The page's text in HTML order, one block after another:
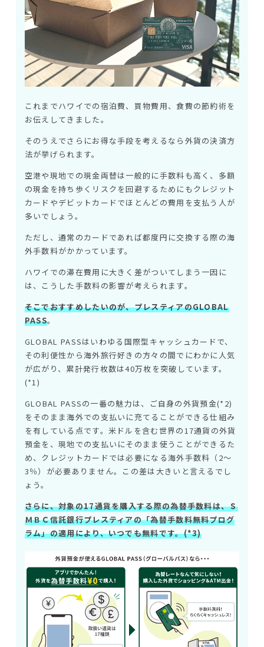
これまでハワイでの宿泊費、買物費用、食費の節約術を
お伝えしてきました。
そのうえでさらにお得な手段を考えるなら外貨の決済方
法が挙げられます。
空港や現地での現金両替は一般的に手数料も高く、多額
の現金を持ち歩くリスクを回避するためにもクレジット
カードやデビットカードでほとんどの費用を支払う人が
多いでしょう。
ただし、通常のカードであれば都度円に交換する際の海
外手数料がかかっています。
ハワイでの滞在費用に大きく差がついてしまう一因に
は、こうした手数料の影響が考えられます。
そこでおすすめしたいのが、プレスティアのGLOBAL
PASS。
GLOBAL PASSはいわゆる国際型キャッシュカードで、
その利便性から海外旅行好きの方々の間でにわかに人気
が広がり、累計発行枚数は40万枚を突破しています。
(*1)
GLOBAL PASSの一番の魅力は、ご自身の外貨預金(*2)
をそのまま海外での支払いに充てることができる仕組み
を有している点です。米ドルを含む世界の17通貨の外貨
預金を、現地での支払いにそのまま使うことができるた
め、クレジットカードでは必要になる海外手数料（2～
3％）が必要ありません。この差は大きいと言えるでし
ょう。
さらに、対象の17通貨を購入する際の為替手数料は、Ｓ
ＭＢＣ信託銀行プレスティアの「為替手数料無料プログ
ラム」の適用により、いつでも無料です。(*3)